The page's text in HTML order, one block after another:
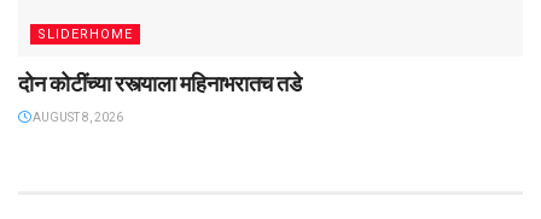
SLIDERHOME
दोन कोटींच्या रस्त्याला महिनाभरातच तडे
AUGUST 8, 2026